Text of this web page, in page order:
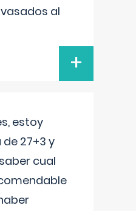
al
+
estoy
27+3 y
cual